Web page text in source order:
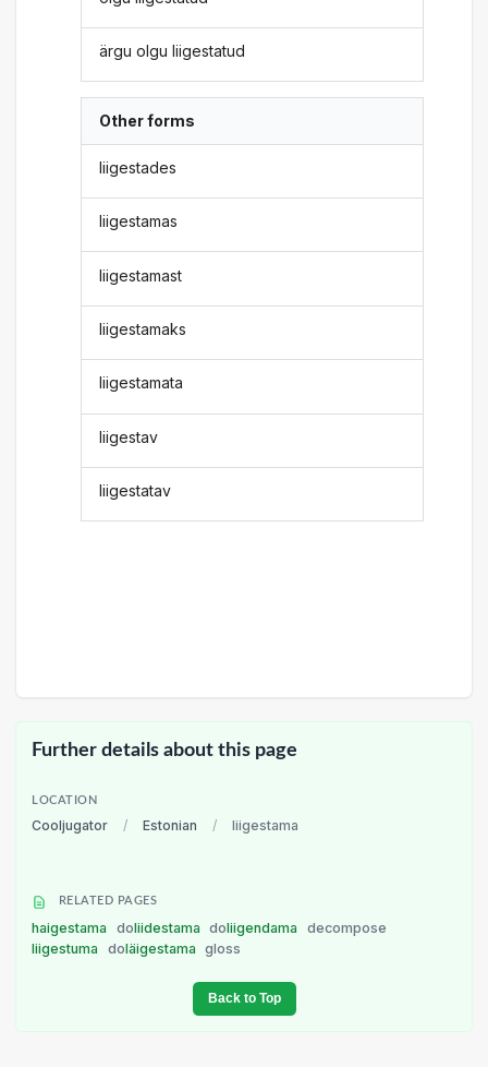
ärgu olgu liigestatud
Other forms
liigestades
liigestamas
liigestamast
liigestamaks
liigestamata
liigestav
liigestatav
Further details about this page
LOCATION
Cooljugator / Estonian / liigestama
RELATED PAGES
haigestama doliidestama doliigendama
decompose
liigestuma
doläigestama gloss
Back to Top